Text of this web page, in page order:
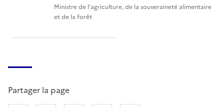
Ministre de l’agriculture, de la souveraineté alimentaire
et de la forêt
Partager la page